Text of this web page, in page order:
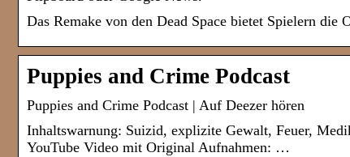
Das Remake von den Dead Space bietet Spielern
Puppies and Crime Podcast
Puppies and Crime Podcast | Auf Deezer hören
Inhaltswarnung: Suizid, explizite Gewalt, Feuer,
YouTube Video mit Original Aufnahmen: …